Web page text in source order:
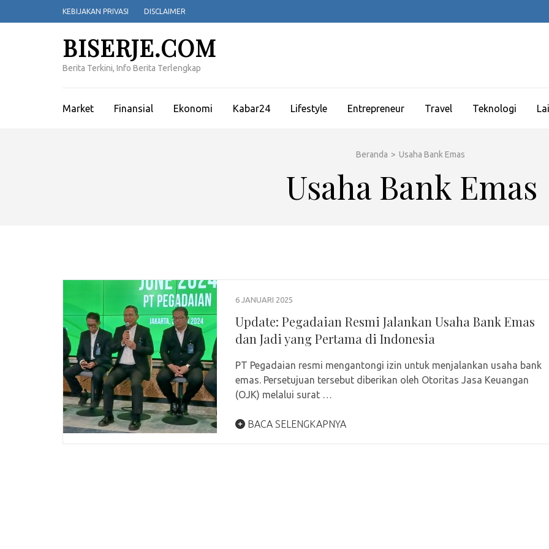
ke
KEBIJAKAN PRIVASI DISCLAIMER
BISERJE.COM
Berita Terkini, Info Berita Terlengkap
Market Finansial Ekonomi Kabar24 Lifestyle Entrepreneur Travel Teknologi
Beranda > Usaha Bank Emas
Usaha Bank Emas
6 JANUARI 2025
Update: Pegadaian Resmi Jalankan Usaha Bank Emas
dan Jadi yang Pertama di Indonesia
PT Pegadaian resmi mengantongi izin untuk menjalankan usaha bank
emas. Persetujuan tersebut diberikan oleh Otoritas Jasa Keuangan
(OJK) melalui surat …
BACA SELENGKAPNYA